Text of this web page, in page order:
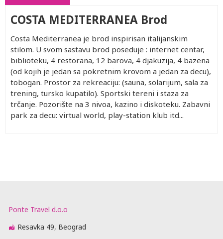
COSTA MEDITERRANEA Brod
Costa Mediterranea je brod inspirisan italijanskim
stilom. U svom sastavu brod poseduje : internet centar,
biblioteku, 4 restorana, 12 barova, 4 djakuzija, 4 bazena
(od kojih je jedan sa pokretnim krovom a jedan za decu),
tobogan. Prostor za rekreaciju: (sauna, solarijum, sala za
trening, tursko kupatilo). Sportski tereni i staza za
trčanje. Pozorište na 3 nivoa, kazino i diskoteku. Zabavni
park za decu: virtual world, play-station klub itd...
Ponte Travel d.o.o
Resavka 49, Beograd